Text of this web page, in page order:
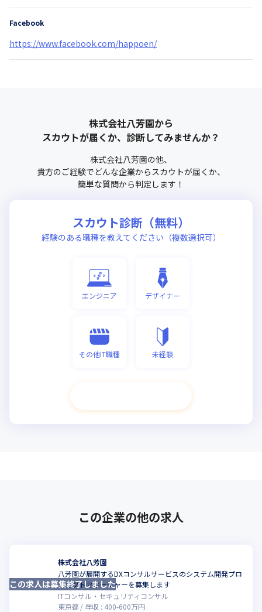
Facebook
https://www.facebook.com/happoen/
株式会社八芳園から
スカウトが届くか、診断してみませんか？
株式会社八芳園の他、
貴方のご経験でどんな企業からスカウトが届くか、
簡単な質問から判定します！
スカウト診断（無料）
経験のある職種を教えてください（複数選択可）
エンジニア デザイナー
その他IT職種 未経験
この企業の他の求人
株式会社八芳園
八芳園が展開するDXコンサルサービスのシステム開発プロ
ジェクトマネージャーを募集します
ITコンサル・セキュリティコンサル
東京都
年収 : 400-600万円
この求人は募集終了しました